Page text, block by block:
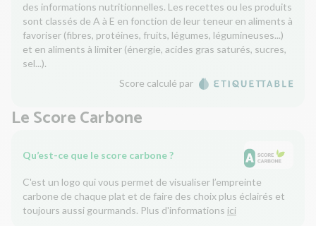
des informations nutritionnelles. Les recettes ou les produits
sont classés de A à E en fonction de leur teneur en aliments à
favoriser (fibres, protéines, fruits, légumes, légumineuses...)
et en aliments à limiter (énergie, acides gras saturés, sucres,
sel...).
Score calculé par
Le Score Carbone
Qu’est-ce que le score carbone ?
C'est un logo qui vous permet de visualiser l’empreinte
carbone de chaque plat et de faire des choix plus éclairés et
toujours aussi gourmands. Plus d'informations ici